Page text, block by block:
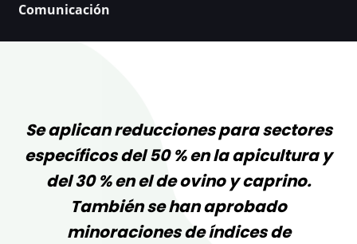
Comunicación
Se aplican reducciones para sectores
específicos del 50 % en la apicultura y
del 30 % en el de ovino y caprino.
También se han aprobado
minoraciones de índices de